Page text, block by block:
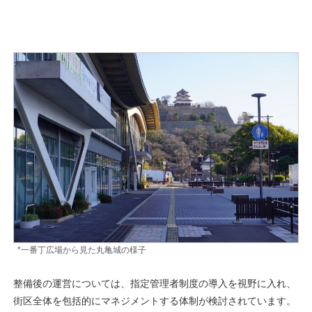
*一番丁広場から見た丸亀城の様子
整備後の運営については、指定管理者制度の導入を視野に入れ、
街区全体を包括的にマネジメントする体制が検討されています。